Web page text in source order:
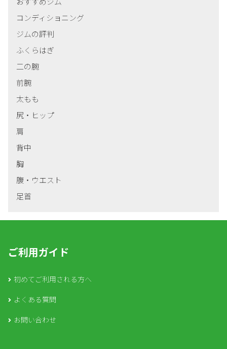
コンディショニング
ジムの評判
ふくらはぎ
二の腕
前腕
太もも
尻・ヒップ
肩
背中
胸
腹・ウエスト
足首
ご利用ガイド
初めてご利用される方へ
よくある質問
お問い合わせ